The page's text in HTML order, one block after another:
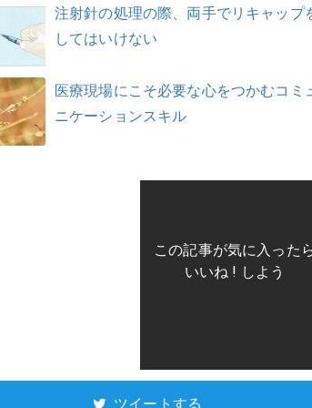
注射針の処理の際、両手でリキャップ
してはいけない
医療現場にこそ必要な心をつかむコミ
ニケーションスキル
この記事が気に入った
いいね ! しよう
ツイートする